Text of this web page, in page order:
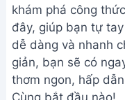
khám phá công
đây, giúp bạn tự
dễ dàng và nhanh
giản, bạn sẽ có
thơm ngon, hấp
Cùng bắt đầu nào!